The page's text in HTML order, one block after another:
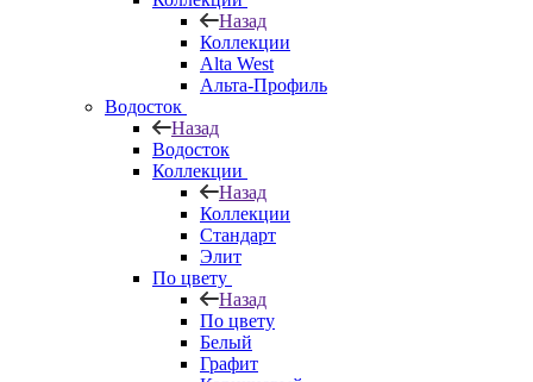
Назад
Коллекции
Alta West
Альта-Профиль
Водосток
Назад
Водосток
Коллекции
Назад
Коллекции
Стандарт
Элит
По цвету
Назад
По цвету
Белый
Графит